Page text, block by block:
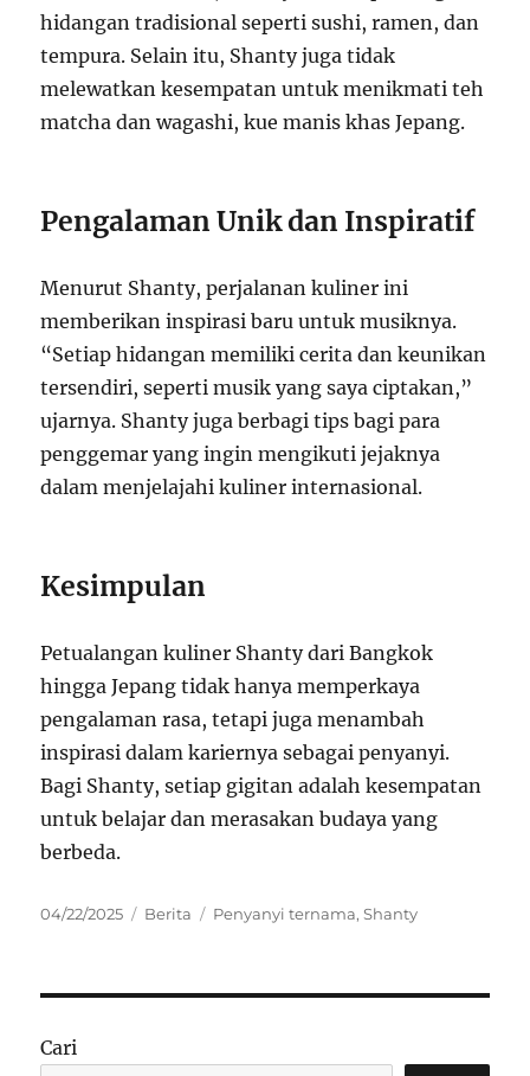
hidangan tradisional seperti sushi, ramen, dan
tempura. Selain itu, Shanty juga tidak
melewatkan kesempatan untuk menikmati teh
matcha dan wagashi, kue manis khas Jepang.
Pengalaman Unik dan Inspiratif
Menurut Shanty, perjalanan kuliner ini
memberikan inspirasi baru untuk musiknya.
“Setiap hidangan memiliki cerita dan keunikan
tersendiri, seperti musik yang saya ciptakan,”
ujarnya. Shanty juga berbagi tips bagi para
penggemar yang ingin mengikuti jejaknya
dalam menjelajahi kuliner internasional.
Kesimpulan
Petualangan kuliner Shanty dari Bangkok
hingga Jepang tidak hanya memperkaya
pengalaman rasa, tetapi juga menambah
inspirasi dalam kariernya sebagai penyanyi.
Bagi Shanty, setiap gigitan adalah kesempatan
untuk belajar dan merasakan budaya yang
berbeda.
Posted
04/22/2025 Categories
Berita Tags
Penyanyi ternama,Shanty
Cari